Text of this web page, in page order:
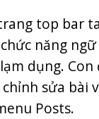
top bar
năng
dụng.
sửa bài
Posts.